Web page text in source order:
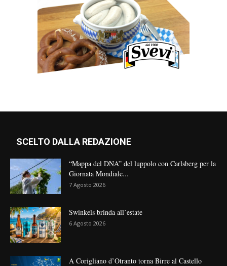
SCELTO DALLA REDAZIONE
“Mappa del DNA” del luppolo con Carlsberg per la
Giornata Mondiale...
7 Agosto 2026
Swinkels brinda all’estate
6 Agosto 2026
A Corigliano d’Otranto torna Birre al Castello